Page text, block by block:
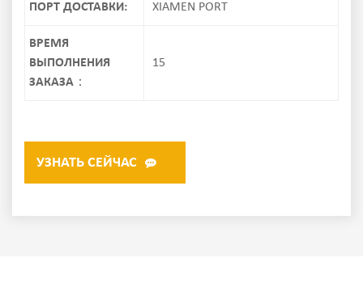
ПОРТ ДОСТАВКИ: XIAMEN PORT
ВРЕМЯ
ВЫПОЛНЕНИЯ
ЗАКАЗА：
15
УЗНАТЬ СЕЙЧАС